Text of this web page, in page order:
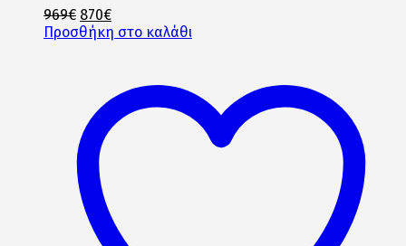
969€ Original
price
870€Η
τρέχουσα
870€.
Προσθήκη στο καλάθι